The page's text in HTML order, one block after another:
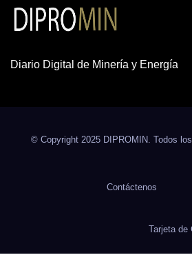
Diario Digital de Minería y Energía
© Copyright 2025 DIPROMIN. Todos
Contáctenos
Tarjeta de